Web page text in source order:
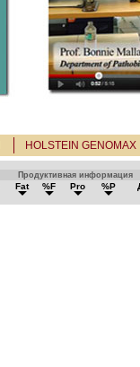
HOLSTEIN GENOMAX
Продуктивная информация
Fat %F Pro %P